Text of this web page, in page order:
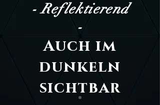
- Reflektierend
-
Auch im
dunkeln
sichtbar